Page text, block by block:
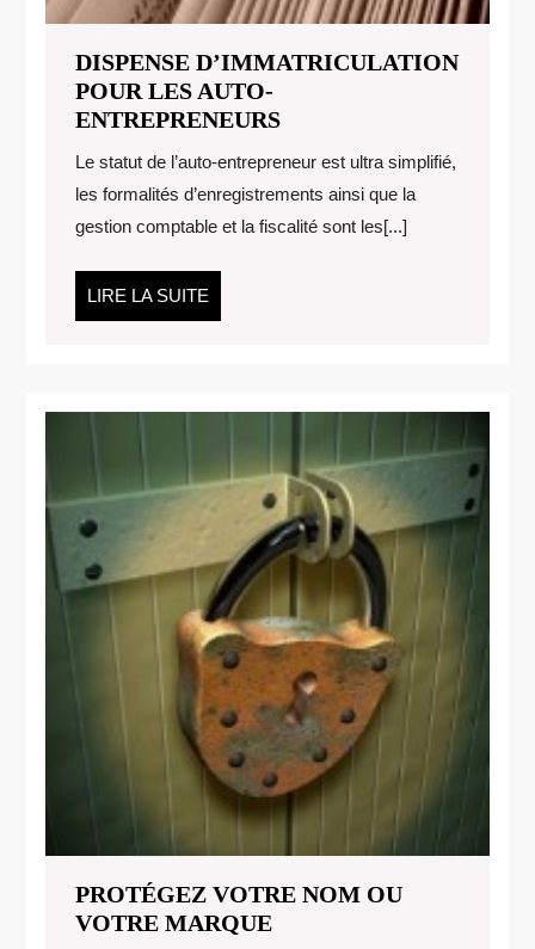
DISPENSE D’IMMATRICULATION
POUR LES AUTO-
ENTREPRENEURSDISPENSE
POUR
LES
AUTO-
Le statut de l’auto-entrepreneur est ultra simplifié,
les formalités d’enregistrements ainsi que la
gestion comptable et la fiscalité sont les[...]
LIRE LA SUITE
LA
PROTÉGEZ VOTRE NOM OU
VOTRE MARQUEPROTÉGEZ